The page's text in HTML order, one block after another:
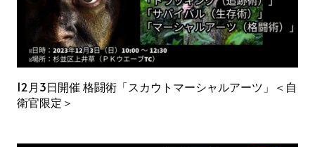
12月3日開催 格闘術「スカウトマーシャルアーツ」＜自
衛官限定＞